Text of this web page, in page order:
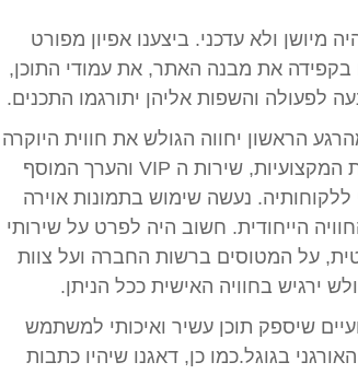
מיושן ולא עדכני. ביצענו אפיון מפורט
בקפידה את מבנה האתר, את עמודי התוכן,
הראשון יחווה הגולש את חווית היוקרה
ושל טיסה פרטית וכמובן את המקצועיות, שירות ה VIP והערך המוסף
נעשה שימוש בתמונות אוירה
הייחודית. חשוב היה לפרט על שירותי
על המטוסים ברשות החברה ועל צוות
ירגיש בחוויה האישית ככל הניתן.
שיספק תוכן עשיר ואיכותי למשתמש
בגוגל.כמו כן, דאגנו שיהיו כתבות